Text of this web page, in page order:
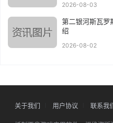
2026-08-03
第二银河斯瓦罗
绍
2026-08-02
关于我们 用户协议 联系我